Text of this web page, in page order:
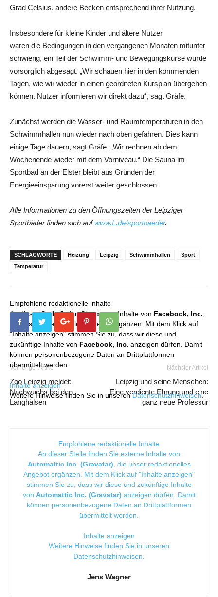
Grad Celsius, andere Becken entsprechend ihrer Nutzung.
Insbesondere für kleine Kinder und ältere Nutzer
waren die Bedingungen in den vergangenen Monaten mitunter
schwierig, ein Teil der Schwimm- und Bewegungskurse wurde
vorsorglich abgesagt. „Wir schauen hier in den kommenden
Tagen, wie wir wieder in einen geordneten Kursplan übergehen
können. Nutzer informieren wir direkt dazu“, sagt Gräfe.
Zunächst werden die Wasser- und Raumtemperaturen in den
Schwimmhallen nun wieder nach oben gefahren. Dies kann
einige Tage dauern, sagt Gräfe. „Wir rechnen ab dem
Wochenende wieder mit dem Vorniveau.“ Die Sauna im
Sportbad an der Elster bleibt aus Gründen der
Energieeinsparung vorerst weiter geschlossen.
Alle Informationen zu den Öffnungszeiten der Leipziger
Sportbäder finden sich aufwww.L.de/sportbaeder.
SCHLAGWORTE Heizung Leipzig Schwimmhallen
Sport
Temperatur
Empfohlene redaktionelle Inhalte
An dieser Stelle finden Sie externe Inhalte von Facebook, Inc.
die unser redaktionelles Angebot ergänzen. Mit dem Klick auf
"Inhalte anzeigen" stimmen Sie zu, dass wir diese und
zukünftige Inhalte von Facebook, Inc. anzeigen dürfen. Damit
können personenbezogene Daten an Drittplattformen
übermittelt werden.
Inhalte anzeigen
Weitere Hinweise finden Sie in unserenDatenschutzhinweisen.
Vorheriger Artikel
Zoo Leipzig meldet:
Nachwuchs bei den
Langhälsen
Nächster Artikel
Leipzig und seine Menschen:
Eine verdiente Ehrung und eine
ganz neue Professur
Empfohlene redaktionelle Inhalte
An dieser Stelle finden Sie externe Inhalte von
Automattic Inc. (Gravatar) , die unser redaktionelles
Angebot ergänzen. Mit dem Klick auf "Inhalte anzeigen"
stimmen Sie zu, dass wir diese und zukünftige Inhalte
von Automattic Inc. (Gravatar) anzeigen dürfen. Damit
können personenbezogene Daten an Drittplattformen
übermittelt werden.
Inhalte anzeigen
Weitere Hinweise finden Sie in unseren
Datenschutzhinweisen
Jens Wagner